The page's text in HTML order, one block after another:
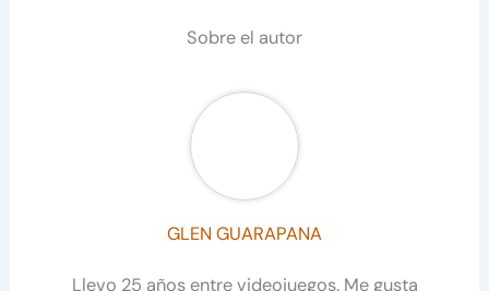
Sobre el autor
GLEN GUARAPANA
Llevo 25 años entre videojuegos. Me gusta